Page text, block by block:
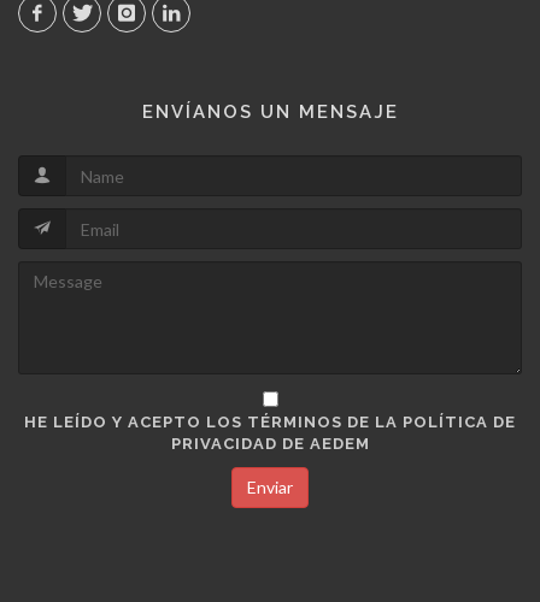
ENVÍANOS UN MENSAJE
HE LEÍDO Y ACEPTO LOS TÉRMINOS DE LA POLÍTICA DE
PRIVACIDAD DE AEDEM
Enviar